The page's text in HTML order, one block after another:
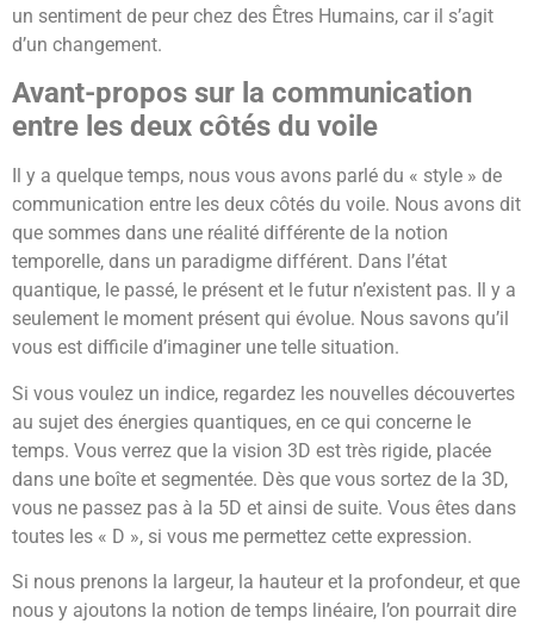
un sentiment de peur chez des Êtres Humains, car il s’agit
d’un changement.
Avant-propos sur la communication
entre les deux côtés du voile
Il y a quelque temps, nous vous avons parlé du « style » de
communication entre les deux côtés du voile. Nous avons dit
que sommes dans une réalité différente de la notion
temporelle, dans un paradigme différent. Dans l’état
quantique, le passé, le présent et le futur n’existent pas. Il y a
seulement le moment présent qui évolue. Nous savons qu’il
vous est difficile d’imaginer une telle situation.
Si vous voulez un indice, regardez les nouvelles découvertes
au sujet des énergies quantiques, en ce qui concerne le
temps. Vous verrez que la vision 3D est très rigide, placée
dans une boîte et segmentée. Dès que vous sortez de la 3D,
vous ne passez pas à la 5D et ainsi de suite. Vous êtes dans
toutes les « D », si vous me permettez cette expression.
Si nous prenons la largeur, la hauteur et la profondeur, et que
nous y ajoutons la notion de temps linéaire, l’on pourrait dire